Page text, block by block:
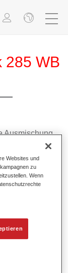
285 WB
Ausmischung
hochwertigen
auf einer
und
Websites und
zu
Wenn